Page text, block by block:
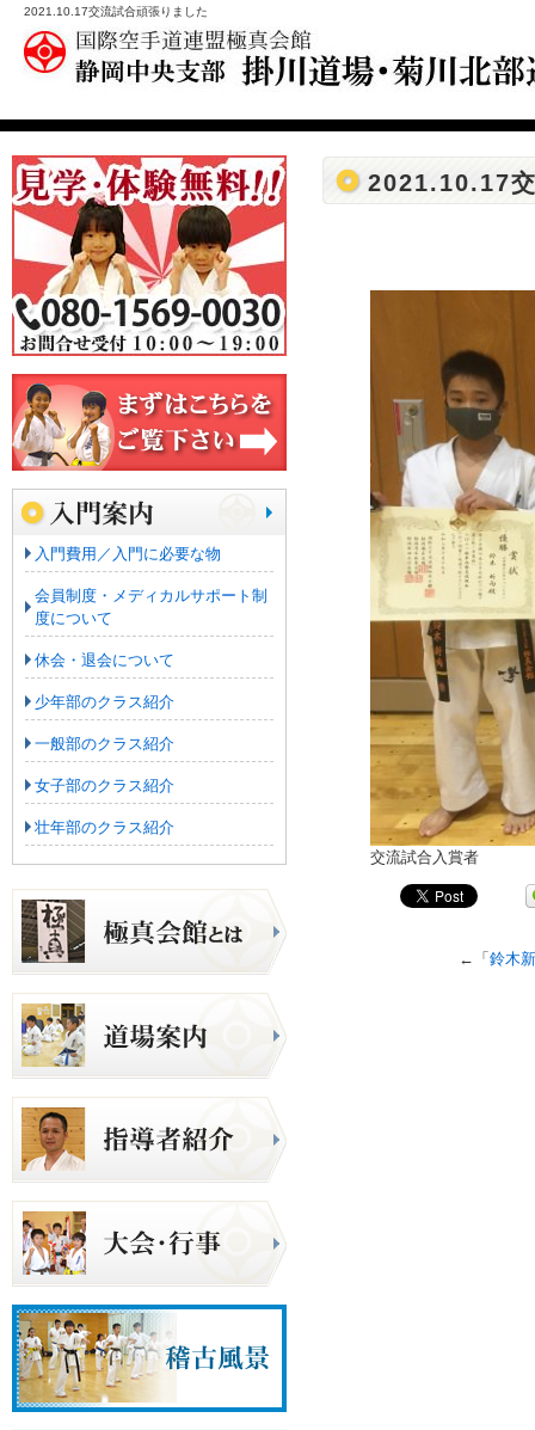
2021.10.17交流試合頑張りました
2021.10.17
交流試合入賞者
←「 鈴木
入門費用／入門に必要な物
会員制度・メディカルサポート制
度について
休会・退会について
少年部のクラス紹介
一般部のクラス紹介
女子部のクラス紹介
壮年部のクラス紹介